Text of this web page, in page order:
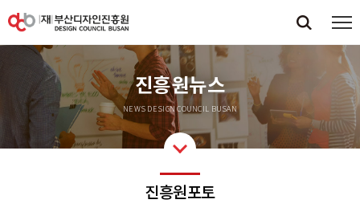
진흥원뉴스
NEWS DESIGN COUNCIL BUSAN
진흥원포토